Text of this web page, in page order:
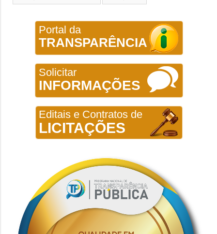
Portal da
TRANSPARÊNCIA
Solicitar
INFORMAÇÕES
Editais e Contratos de
LICITAÇÕES